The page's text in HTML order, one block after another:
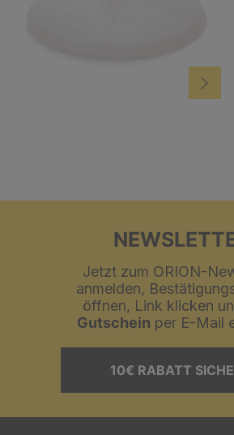
Jetzt zum ORION-
anmelden,
öffnen, Link klicken
Gutschein per E-Mail
10€ RABATT